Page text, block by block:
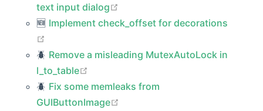
text input dialog
🆕️️ Implement check_offset for decorations
🪲 Remove a misleading MutexAutoLock in
l_to_table
🪲 Fix some memleaks from
GUIButtonImage